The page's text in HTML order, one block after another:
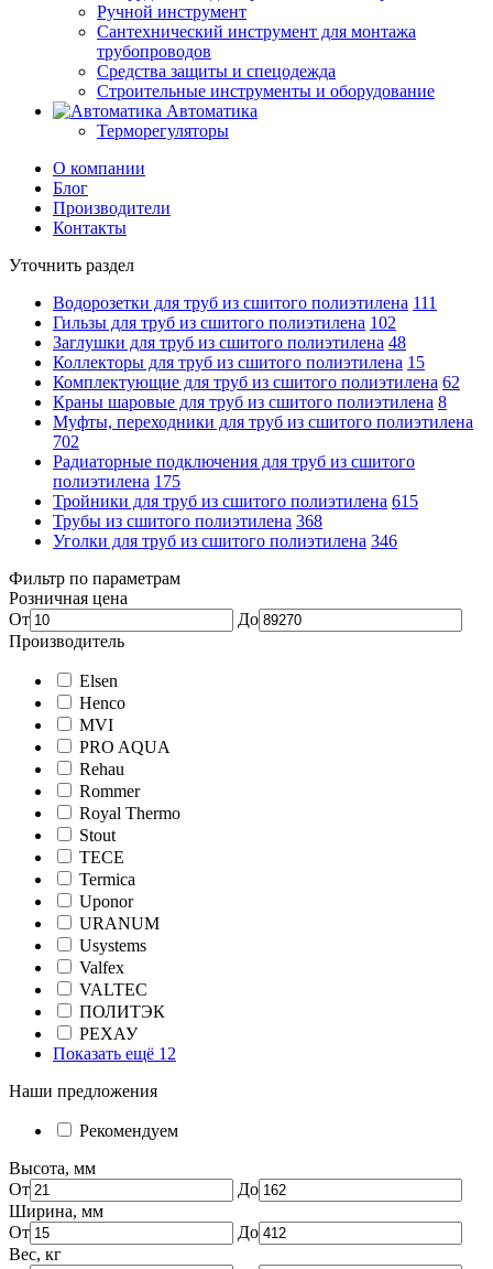
Ручной инструмент
Сантехнический инструмент для монтажа
трубопроводов
Средства защиты и спецодежда
Строительные инструменты и оборудование
Автоматика
Терморегуляторы
О компании
Блог
Производители
Контакты
Уточнить раздел
Водорозетки для труб из сшитого полиэтилена 111
Гильзы для труб из сшитого полиэтилена 102
Заглушки для труб из сшитого полиэтилена 48
Коллекторы для труб из сшитого полиэтилена 15
Комплектующие для труб из сшитого полиэтилена 62
Краны шаровые для труб из сшитого полиэтилена 8
Муфты, переходники для труб из сшитого полиэтилена
702
Радиаторные подключения для труб из сшитого
полиэтилена 175
Тройники для труб из сшитого полиэтилена 615
Трубы из сшитого полиэтилена 368
Уголки для труб из сшитого полиэтилена 346
Фильтр по параметрам
Розничная цена
От
До
Производитель
Elsen
Henco
MVI
PRO AQUA
Rehau
Rommer
Royal Thermo
Stout
TECE
Termica
Uponor
URANUM
Usystems
Valfex
VALTEC
ПОЛИТЭК
РЕХАУ
Показать ещё 12
Наши предложения
Рекомендуем
Высота, мм
От
До
Ширина, мм
От
До
Вес, кг